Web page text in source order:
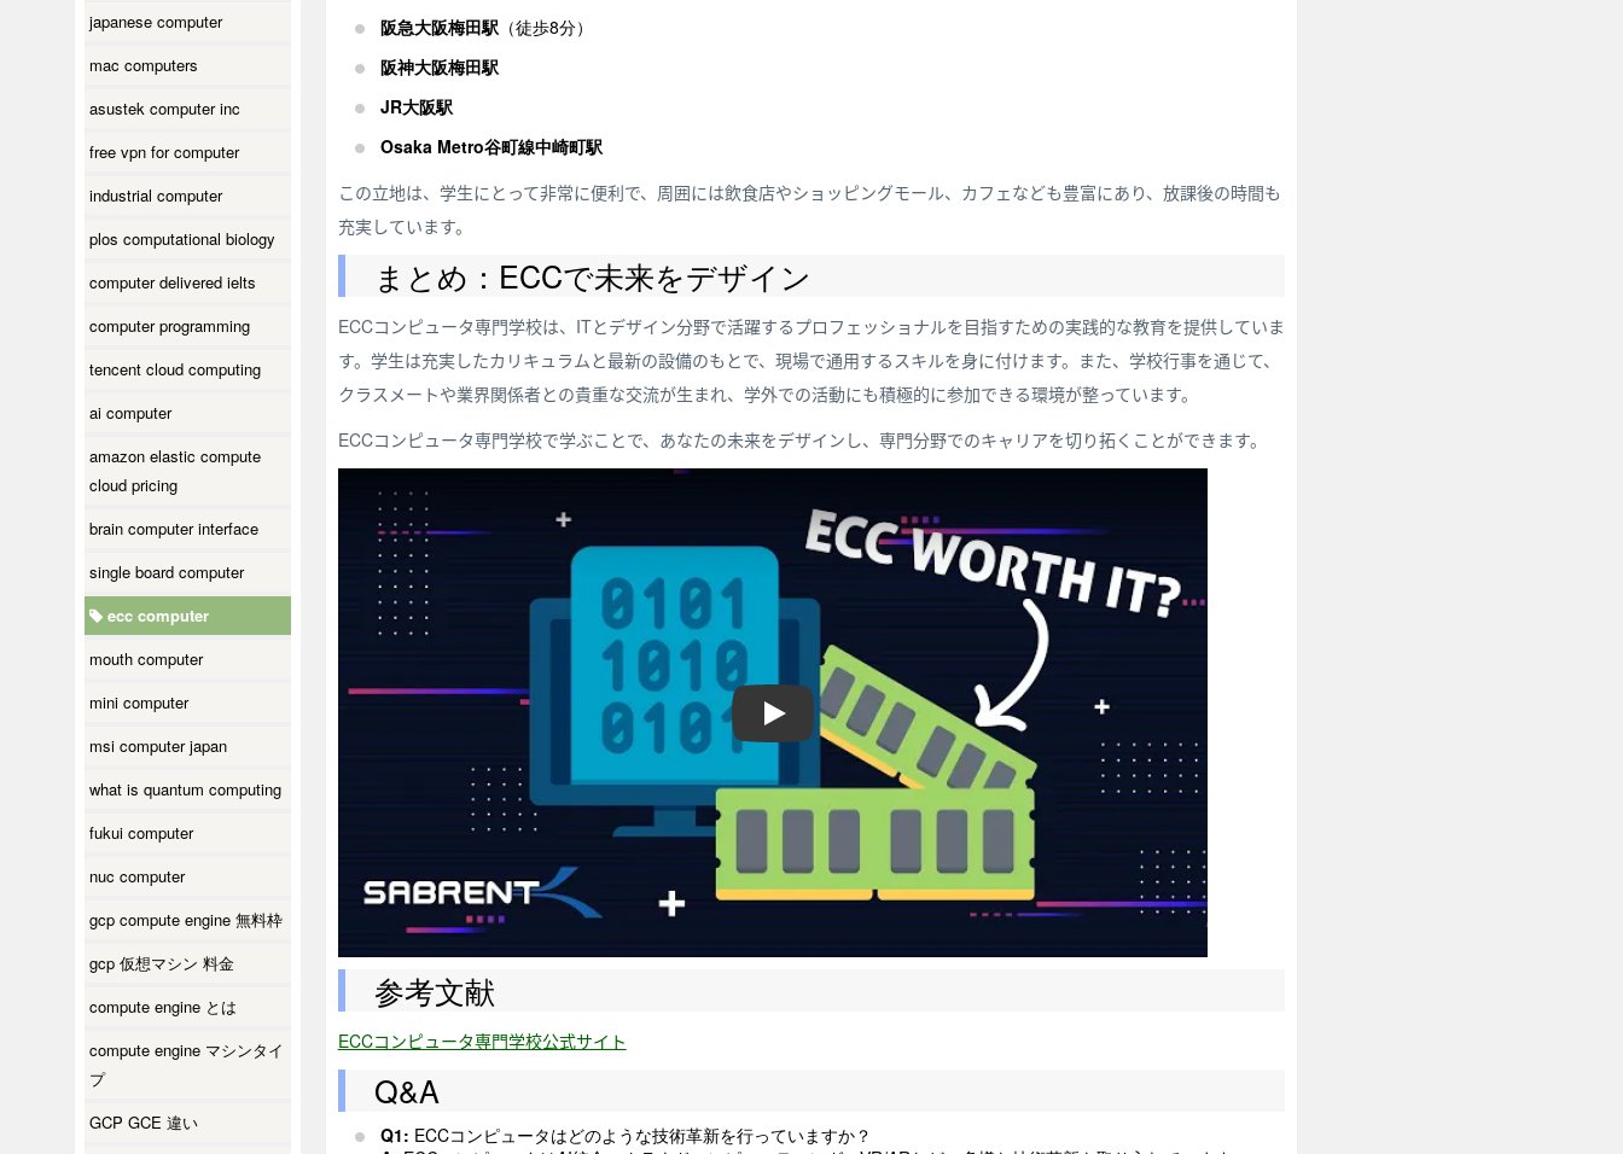
japanese computer
mac computers
asustek computer inc
free vpn for computer
industrial computer
plos computational biology
computer delivered ielts
computer programming
tencent cloud computing
ai computer
amazon elastic compute
cloud pricing
brain computer interface
single board computer
ecc computer
mouth computer
mini computer
msi computer japan
what is quantum computing
fukui computer
nuc computer
gcp compute engine 無料枠
gcp 仮想マシン 料金
compute engine とは
compute engine マシンタイ
プ
GCP GCE 違い
阪急大阪梅田駅（徒歩8分）
阪神大阪梅田駅
JR大阪駅
Osaka Metro谷町線中崎町駅
この立地は、学生にとって非常に便利で、周囲には飲食店やショッピングモール、カフェなども豊富にあり、放課後の時間も
充実しています。
まとめ：ECCで未来をデザイン
ECCコンピュータ専門学校は、ITとデザイン分野で活躍するプロフェッショナルを目指すための実践的な教育を提供していま
す。学生は充実したカリキュラムと最新の設備のもとで、現場で通用するスキルを身に付けます。また、学校行事を通じて、
クラスメートや業界関係者との貴重な交流が生まれ、学外での活動にも積極的に参加できる環境が整っています。
ECCコンピュータ専門学校で学ぶことで、あなたの未来をデザインし、専門分野でのキャリアを切り拓くことができます。
ecc computer
参考文献
ECCコンピュータ専門学校公式サイト
Q&A
Q1: ECCコンピュータはどのような技術革新を行っていますか？